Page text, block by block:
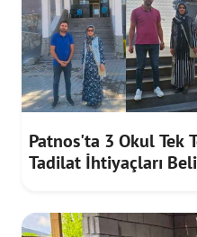
Patnos'ta 3 Okul Tek
Tadilat İhtiyaçları